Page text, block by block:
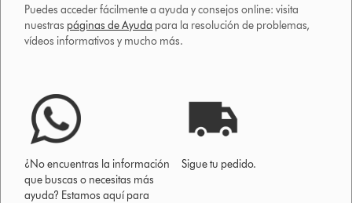
Puedes acceder fácilmente a ayuda y consejos online: visita
nuestras páginas de Ayuda para la resolución de problemas,
vídeos informativos y mucho más.
¿No encuentras la información
que buscas o necesitas más
ayuda? Estamos aquí para
Sigue tu pedido.